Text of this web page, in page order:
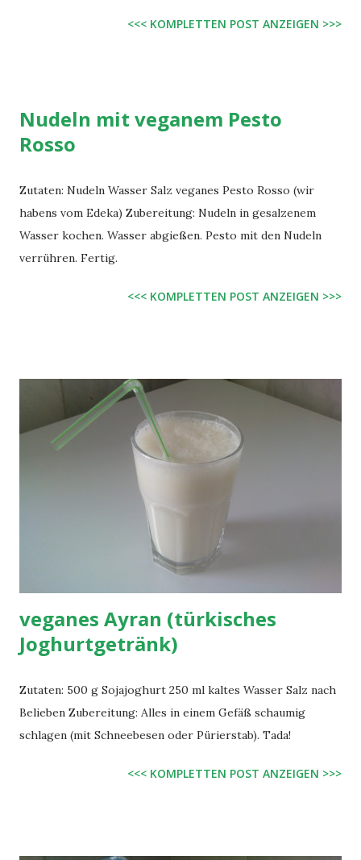
und Möhren dazugeben, kurz erhitzen, Sahne dazu, mit Salz
<<< KOMPLETTEN POST ANZEIGEN >>>
Nudeln mit veganem Pesto
Rosso
Zutaten: Nudeln Wasser Salz veganes Pesto Rosso (wir
habens vom Edeka) Zubereitung: Nudeln in gesalzenem
Wasser kochen. Wasser abgießen. Pesto mit den Nudeln
verrühren. Fertig.
<<< KOMPLETTEN POST ANZEIGEN >>>
veganes Ayran (türkisches
Joghurtgetränk)
Zutaten: 500 g Sojajoghurt 250 ml kaltes Wasser Salz nach
Belieben Zubereitung: Alles in einem Gefäß schaumig
schlagen (mit Schneebesen oder Pürierstab). Tada!
<<< KOMPLETTEN POST ANZEIGEN >>>